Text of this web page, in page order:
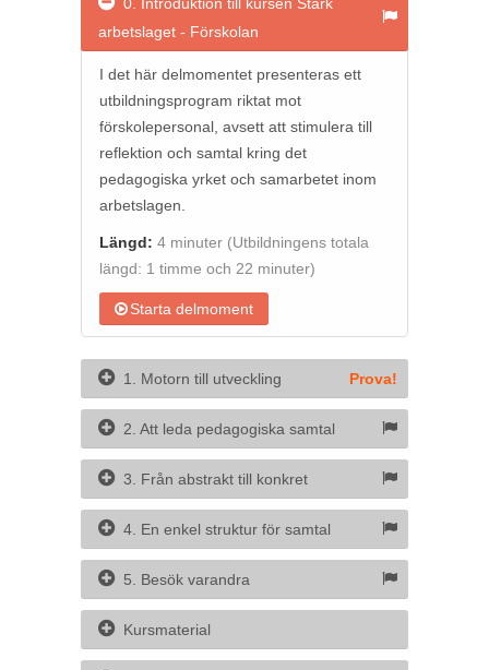
arbetslaget - Förskolan
I det här delmomentet presenteras ett
utbildningsprogram riktat mot
förskolepersonal, avsett att stimulera till
reflektion och samtal kring det
pedagogiska yrket och samarbetet inom
arbetslagen.
Längd: 4 minuter (Utbildningens totala
längd: 1 timme och 22 minuter)
Starta delmoment
1. Motorn till utveckling Prova!
2. Att leda pedagogiska samtal
3. Från abstrakt till konkret
4. En enkel struktur för samtal
5. Besök varandra
Kursmaterial